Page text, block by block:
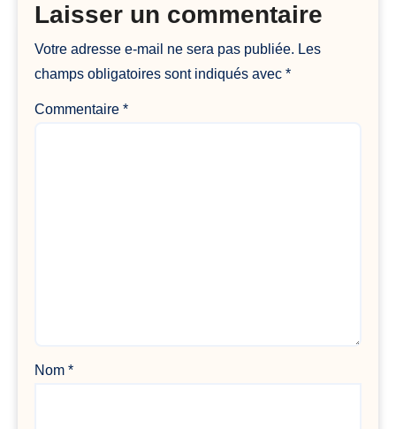
Laisser un commentaire
Votre adresse e-mail ne sera pas publiée. Les
champs obligatoires sont indiqués avec*
Commentaire*
Nom*